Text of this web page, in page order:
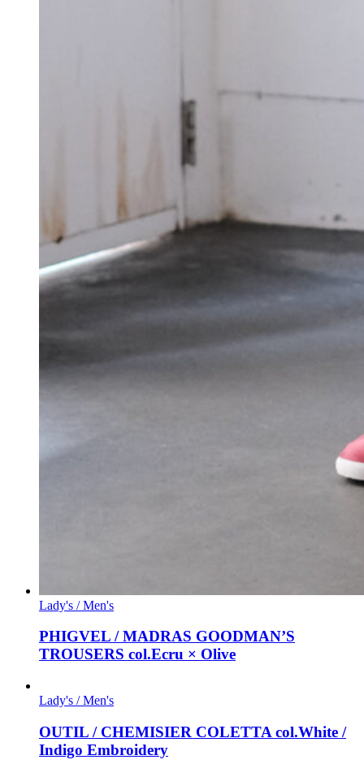
Lady's / Men's
PHIGVEL / MADRAS GOODMAN’S
TROUSERS col.Ecru × Olive
Lady's / Men's
OUTIL / CHEMISIER COLETTA col.White /
Indigo Embroidery